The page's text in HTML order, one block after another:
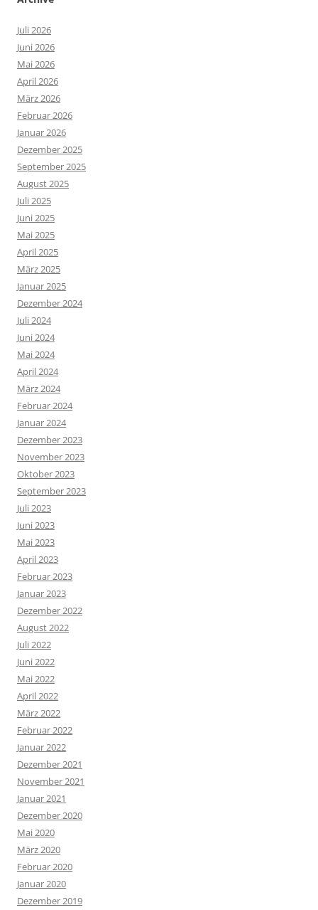
Juli 2026
Juni 2026
Mai 2026
April 2026
März 2026
Februar 2026
Januar 2026
Dezember 2025
September 2025
August 2025
Juli 2025
Juni 2025
Mai 2025
April 2025
März 2025
Januar 2025
Dezember 2024
Juli 2024
Juni 2024
Mai 2024
April 2024
März 2024
Februar 2024
Januar 2024
Dezember 2023
November 2023
Oktober 2023
September 2023
Juli 2023
Juni 2023
Mai 2023
April 2023
Februar 2023
Januar 2023
Dezember 2022
August 2022
Juli 2022
Juni 2022
Mai 2022
April 2022
März 2022
Februar 2022
Januar 2022
Dezember 2021
November 2021
Januar 2021
Dezember 2020
Mai 2020
März 2020
Februar 2020
Januar 2020
Dezember 2019